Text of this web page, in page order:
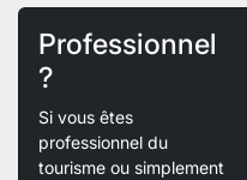
Professionnel
?
Si vous êtes
professionnel du
tourisme ou simplement